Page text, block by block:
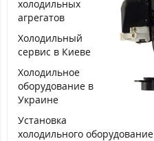
холодильных
агрегатов
Холодильный
сервис в Киеве
Холодильное
оборудование в
Украине
Установка
холодильного оборудование